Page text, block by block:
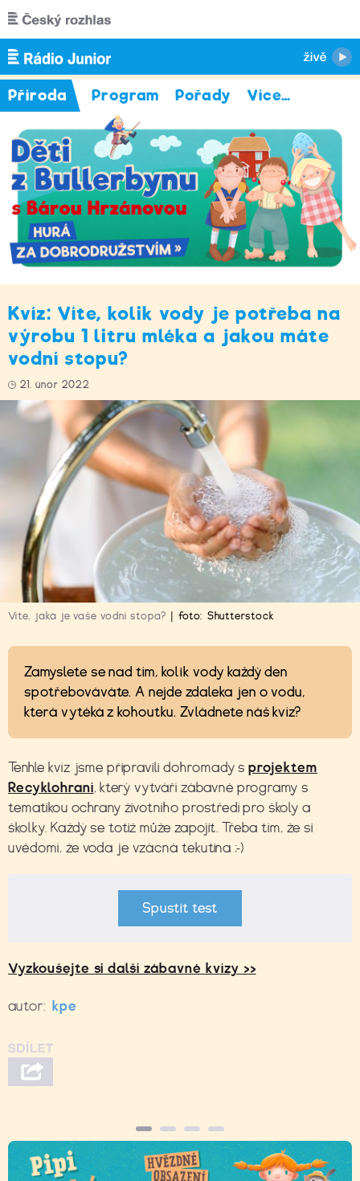
Přejít k hlavnímu obsahu
Příroda Program Pořady Více…
Kvíz: Víte, kolik vody je potřeba na
výrobu 1 litru mléka a jakou máte
vodní stopu?
21. únor 2022
Víte, jaká je vaše vodní stopa? foto: Shutterstock
Zamyslete se nad tím, kolik vody každý den
spotřebováváte. A nejde zdaleka jen o vodu,
která vytéká z kohoutku. Zvládnete náš kvíz?
Tenhle kvíz jsme připravili dohromady sprojektem
Recyklohraní, který vytváří zábavné programy s
tematikou ochrany životního prostředí pro školy a
školky. Každý se totiž může zapojit. Třeba tím, že si
uvědomí, že voda je vzácná tekutina ;-)
Spustit test
Vyzkoušejte si další zábavné kvízy >>
autor: kpe